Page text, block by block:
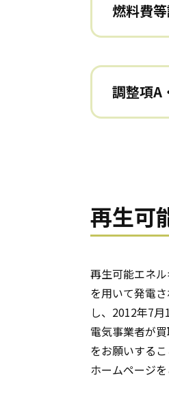
燃料費
調整項A
再生可
再生可能エネ
を用いて発電
し、2012年7月
電気事業者が
をお願いする
ホームページを